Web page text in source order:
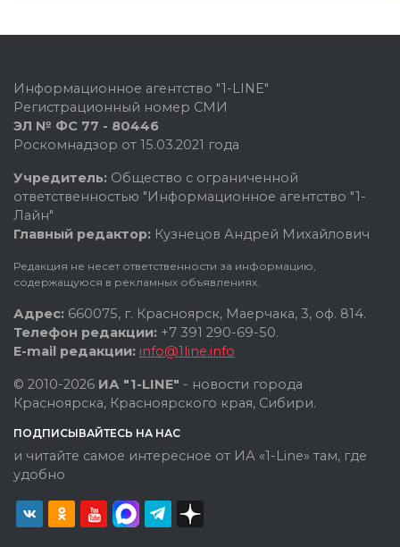
Информационное агентство "1-LINE"
Регистрационный номер СМИ
ЭЛ № ФС 77 - 80446
Роскомнадзор от 15.03.2021 года
Учредитель: Общество с ограниченной
ответственностью "Информационное агентство "1-
Лайн"
Главный редактор: Кузнецов Андрей Михайлович
Редакция не несет ответственности за информацию,
содержащуюся в рекламных объявлениях.
Адрес: 660075, г. Красноярск, Маерчака, 3, оф. 814.
Телефон редакции: +7 391 290-69-50.
E-mail редакции: info@1line.info
© 2010-2026 ИА "1-LINE" - новости города
Красноярска, Красноярского края, Сибири.
ПОДПИСЫВАЙТЕСЬ НА НАС
и читайте самое интересное от ИА «1-Line» там, где
удобно